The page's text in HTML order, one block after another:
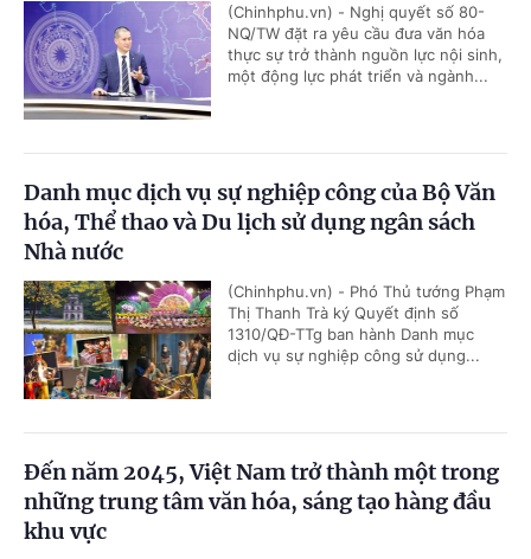
(Chinhphu.vn) - Nghị quyết số 80-
NQ/TW đặt ra yêu cầu đưa văn hóa
thực sự trở thành nguồn lực nội sinh,
một động lực phát triển và ngành...
Danh mục dịch vụ sự nghiệp công của Bộ Văn
hóa, Thể thao và Du lịch sử dụng ngân sách
Nhà nước
(Chinhphu.vn) - Phó Thủ tướng Phạm
Thị Thanh Trà ký Quyết định số
1310/QĐ-TTg ban hành Danh mục
dịch vụ sự nghiệp công sử dụng...
Đến năm 2045, Việt Nam trở thành một trong
những trung tâm văn hóa, sáng tạo hàng đầu
khu vực